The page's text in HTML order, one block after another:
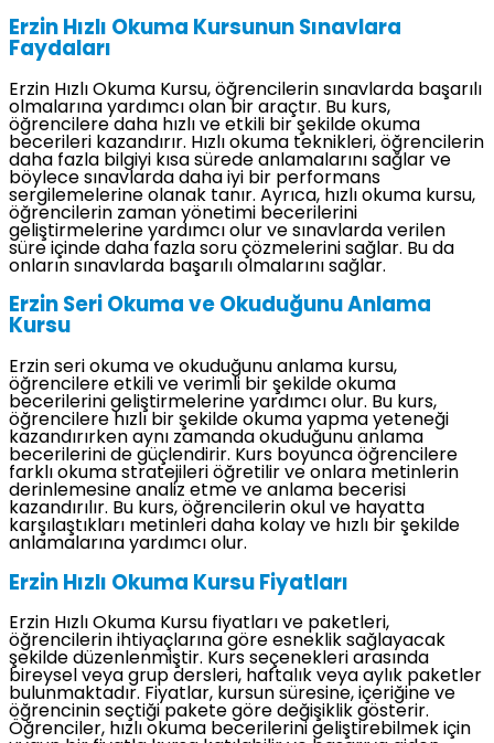
Erzin Hızlı Okuma Kursunun Sınavlara
Faydaları
Erzin Hızlı Okuma Kursu, öğrencilerin sınavlarda başarılı
olmalarına yardımcı olan bir araçtır. Bu kurs,
öğrencilere daha hızlı ve etkili bir şekilde okuma
becerileri kazandırır. Hızlı okuma teknikleri, öğrencilerin
daha fazla bilgiyi kısa sürede anlamalarını sağlar ve
böylece sınavlarda daha iyi bir performans
sergilemelerine olanak tanır. Ayrıca, hızlı okuma kursu,
öğrencilerin zaman yönetimi becerilerini
geliştirmelerine yardımcı olur ve sınavlarda verilen
süre içinde daha fazla soru çözmelerini sağlar. Bu da
onların sınavlarda başarılı olmalarını sağlar.
Erzin Seri Okuma ve Okuduğunu Anlama
Kursu
Erzin seri okuma ve okuduğunu anlama kursu,
öğrencilere etkili ve verimli bir şekilde okuma
becerilerini geliştirmelerine yardımcı olur. Bu kurs,
öğrencilere hızlı bir şekilde okuma yapma yeteneği
kazandırırken aynı zamanda okuduğunu anlama
becerilerini de güçlendirir. Kurs boyunca öğrencilere
farklı okuma stratejileri öğretilir ve onlara metinlerin
derinlemesine analiz etme ve anlama becerisi
kazandırılır. Bu kurs, öğrencilerin okul ve hayatta
karşılaştıkları metinleri daha kolay ve hızlı bir şekilde
anlamalarına yardımcı olur.
Erzin Hızlı Okuma Kursu Fiyatları
Erzin Hızlı Okuma Kursu fiyatları ve paketleri,
öğrencilerin ihtiyaçlarına göre esneklik sağlayacak
şekilde düzenlenmiştir. Kurs seçenekleri arasında
bireysel veya grup dersleri, haftalık veya aylık paketler
bulunmaktadır. Fiyatlar, kursun süresine, içeriğine ve
öğrencinin seçtiği pakete göre değişiklik gösterir.
Öğrenciler, hızlı okuma becerilerini geliştirebilmek için